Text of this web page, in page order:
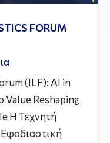
FORUM
(ILF): AI in
Value Reshaping
Η Τεχνητή